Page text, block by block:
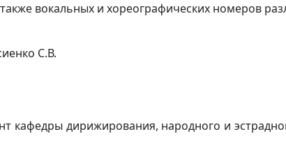
вокальных и хореографических номеров
С.В.
кафедры дирижирования, народного и